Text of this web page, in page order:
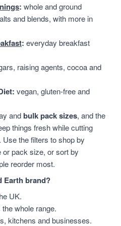
: whole and ground
and blends, with more in
: everyday breakfast
raising agents, cocoa and
vegan, gluten-free and
andbulk pack sizes, and the
things fresh while cutting
the filters to shop by
or pack size, or sort by
reorder most.
Earth brand?
UK.
whole range.
kitchens and businesses.